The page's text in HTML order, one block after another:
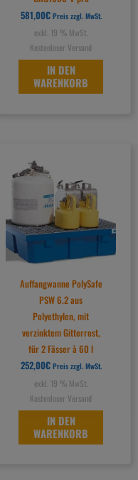
581,00€ Preis zzgl. MwSt.
exkl. 19 % MwSt.
Kostenloser Versand
IN DEN
WARENKORB
Auffangwanne PolySafe
PSW 6.2 aus
Polyethylen, mit
verzinktem Gitterrost,
für 2 Fässer à 60 l
252,00€ Preis zzgl. MwSt.
exkl. 19 % MwSt.
Kostenloser Versand
IN DEN
WARENKORB